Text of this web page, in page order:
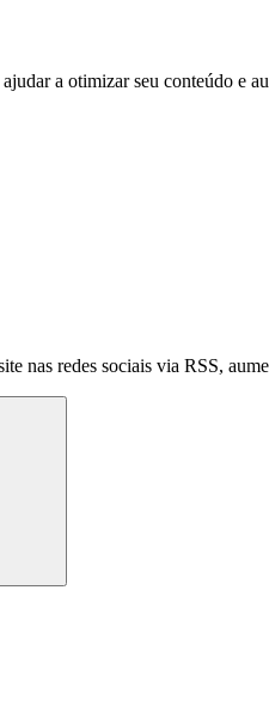
a otimizar seu conteúdo e
nas redes sociais via RSS,